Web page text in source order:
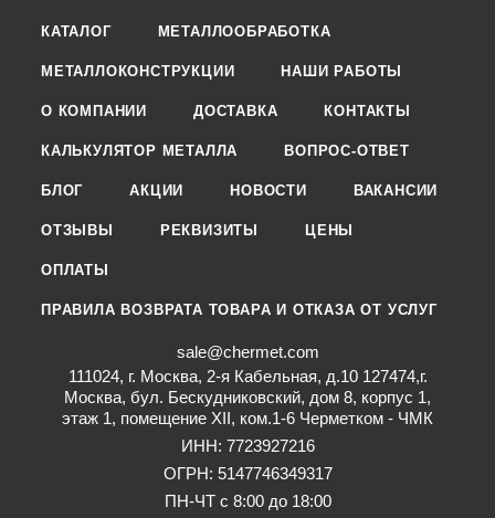
КАТАЛОГ МЕТАЛЛООБРАБОТКА
МЕТАЛЛОКОНСТРУКЦИИ НАШИ РАБОТЫ
О КОМПАНИИ ДОСТАВКА КОНТАКТЫ
КАЛЬКУЛЯТОР МЕТАЛЛА ВОПРОС-ОТВЕТ
БЛОГ АКЦИИ НОВОСТИ ВАКАНСИИ
ОТЗЫВЫ РЕКВИЗИТЫ ЦЕНЫ
ОПЛАТЫ
ПРАВИЛА ВОЗВРАТА ТОВАРА И ОТКАЗА ОТ УСЛУГ
sale@chermet.com
111024, г. Москва, 2-я Кабельная, д.10 127474,г.
Москва, бул. Бескудниковский, дом 8, корпус 1,
этаж 1, помещение XII, ком.1-6 Черметком - ЧМК
ИНН: 7723927216
ОГРН: 5147746349317
ПН-ЧТ с 8:00 до 18:00